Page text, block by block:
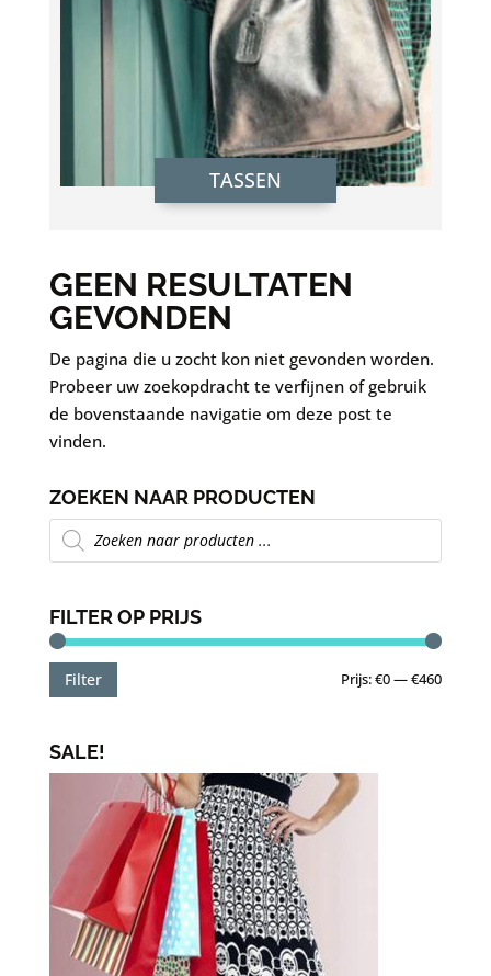
TASSEN
GEEN RESULTATEN
GEVONDEN
De pagina die u zocht kon niet gevonden worden.
Probeer uw zoekopdracht te verfijnen of gebruik
de bovenstaande navigatie om deze post te
vinden.
ZOEKEN NAAR PRODUCTEN
Producten
zoeken
FILTER OP PRIJS
Min.
Max.
Filter Prijs:€0—€460
SALE!